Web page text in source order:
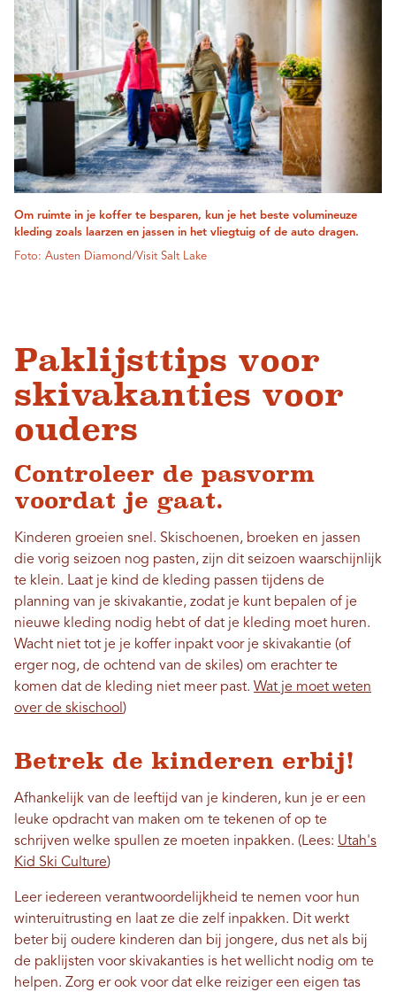
Om ruimte in je koffer te besparen, kun je het beste volumineuze
kleding zoals laarzen en jassen in het vliegtuig of de auto dragen.
Foto: Austen Diamond/Visit Salt Lake
Paklijsttips voor
skivakanties voor
ouders
Controleer de pasvorm
voordat je gaat.
Kinderen groeien snel. Skischoenen, broeken en jassen
die vorig seizoen nog pasten, zijn dit seizoen waarschijnlijk
te klein. Laat je kind de kleding passen tijdens de
planning van je skivakantie, zodat je kunt bepalen of je
nieuwe kleding nodig hebt of dat je kleding moet huren.
Wacht niet tot je je koffer inpakt voor je skivakantie (of
erger nog, de ochtend van de skiles) om erachter te
komen dat de kleding niet meer past. Wat je moet weten
over de skischool )
Betrek de kinderen erbij!
Afhankelijk van de leeftijd van je kinderen, kun je er een
leuke opdracht van maken om te tekenen of op te
schrijven welke spullen ze moeten inpakken. (Lees: Utah's
Kid Ski Culture)
Leer iedereen verantwoordelijkheid te nemen voor hun
winteruitrusting en laat ze die zelf inpakken. Dit werkt
beter bij oudere kinderen dan bij jongere, dus net als bij
de paklijsten voor skivakanties is het wellicht nodig om te
helpen. Zorg er ook voor dat elke reiziger een eigen tas